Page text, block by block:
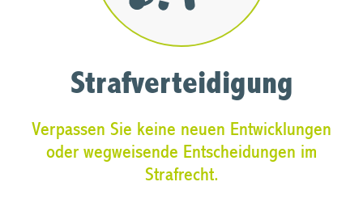
Strafverteidigung
Verpassen Sie keine neuen Entwicklungen
oder wegweisende Entscheidungen im
Strafrecht.